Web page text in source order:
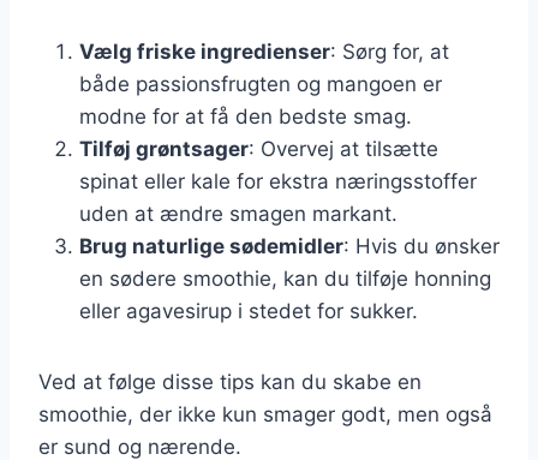
Vælg friske ingredienser: Sørg for, at
både passionsfrugten og mangoen er
modne for at få den bedste smag.
Tilføj grøntsager: Overvej at tilsætte
spinat eller kale for ekstra næringsstoffer
uden at ændre smagen markant.
Brug naturlige sødemidler: Hvis du ønsker
en sødere smoothie, kan du tilføje honning
eller agavesirup i stedet for sukker.
Ved at følge disse tips kan du skabe en
smoothie, der ikke kun smager godt, men også
er sund og nærende.